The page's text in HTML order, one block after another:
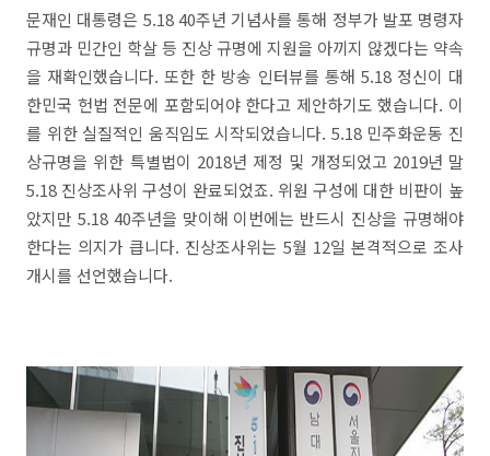
문재인 대통령은 5.18 40주년 기념사를 통해 정부가 발포 명령자
규명과 민간인 학살 등 진상 규명에 지원을 아끼지 않겠다는 약속
을 재확인했습니다. 또한 한 방송 인터뷰를 통해 5.18 정신이 대
한민국 헌법 전문에 포함되어야 한다고 제안하기도 했습니다. 이
를 위한 실질적인 움직임도 시작되었습니다. 5.18 민주화운동 진
상규명을 위한 특별법이 2018년 제정 및 개정되었고 2019년 말
5.18 진상조사위 구성이 완료되었죠. 위원 구성에 대한 비판이 높
았지만 5.18 40주년을 맞이해 이번에는 반드시 진상을 규명해야
한다는 의지가 큽니다. 진상조사위는 5월 12일 본격적으로 조사
개시를 선언했습니다.